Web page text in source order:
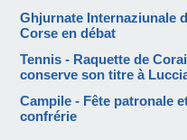
Ghjurnate Internaziunale
Corse en débat
Tennis - Raquette de
conserve son titre à
Campile - Fête patronale
confrérie